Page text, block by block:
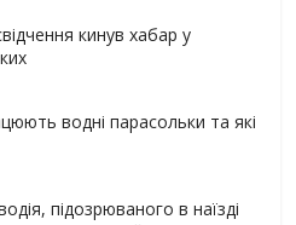
кинув хабар у
водні парасольки та які
підозрюваного в наїзді